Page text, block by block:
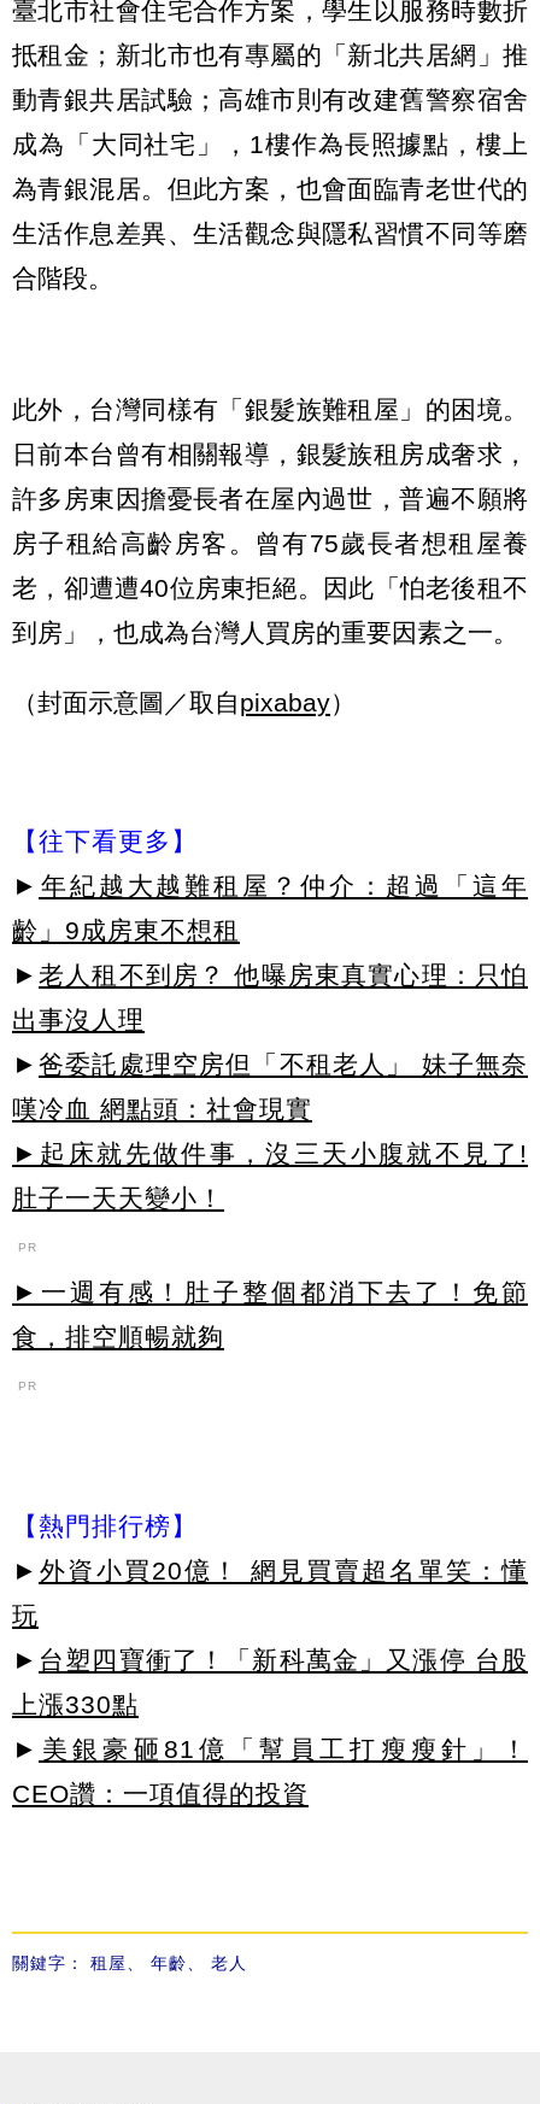
臺北市社會住宅合作方案，學生以服務時數折
抵租金；新北市也有專屬的「新北共居網」推
動青銀共居試驗；高雄市則有改建舊警察宿舍
成為「大同社宅」，1樓作為長照據點，樓上
為青銀混居。但此方案，也會面臨青老世代的
生活作息差異、生活觀念與隱私習慣不同等磨
合階段。
此外，台灣同樣有「銀髮族難租屋」的困境。
日前本台曾有相關報導，銀髮族租房成奢求，
許多房東因擔憂長者在屋內過世，普遍不願將
房子租給高齡房客。曾有75歲長者想租屋養
老，卻遭遭40位房東拒絕。因此「怕老後租不
到房」，也成為台灣人買房的重要因素之一。
（封面示意圖／取自pixabay）
【往下看更多】
► 年紀越大越難租屋？仲介：超過「這年
齡」9成房東不想租
► 老人租不到房？ 他曝房東真實心理：只怕
出事沒人理
► 爸委託處理空房但「不租老人」 妹子無奈
嘆冷血 網點頭：社會現實
►起床就先做件事，沒三天小腹就不見了!
肚子一天天變小！
PR
►一週有感！肚子整個都消下去了！免節
食，排空順暢就夠
PR
【熱門排行榜】
► 外資小買20億！ 網見買賣超名單笑：懂
玩
► 台塑四寶衝了！「新科萬金」又漲停 台股
上漲330點
► 美銀豪砸81億「幫員工打瘦瘦針」！
CEO讚：一項值得的投資
關鍵字： 租屋 年齡 老人